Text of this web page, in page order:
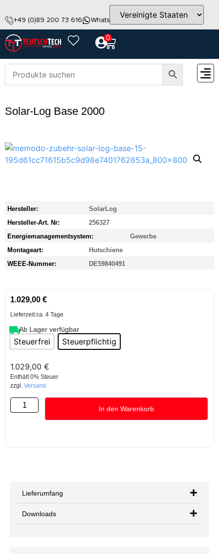
+49 (0)89 200 73 616 WhatsApp info@teutschtech.com
0
Solar-Log Base 2000
Hersteller:
SolarLog
Hersteller-Art. Nr:
256327
Energiemanagementsystem:
Gewerbe
Montageart:
Hutschiene
WEEE-Nummer:
DE59840491
1.029,00 €
Lieferzeit:ca. 4 Tage
Ab Lager verfügbar
Steuerfrei Steuerpflichtig
1.029,00 €
Enthält 0% Steuer
zzgl. Versand
In den Warenkorb
Lieferumfang
Downloads